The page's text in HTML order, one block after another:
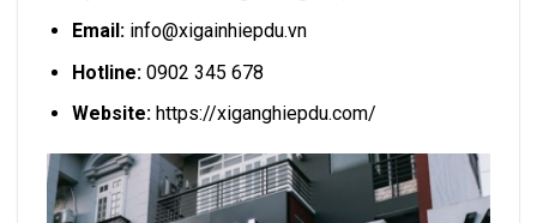
Email: info@xigainhiepdu.vn
Hotline:0902 345 678
Website: https://xiganghiepdu.com/